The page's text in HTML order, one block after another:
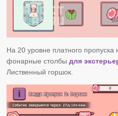
На 20 уровне платного пропуска
фонарные столбыдля
Лиственный горшок.